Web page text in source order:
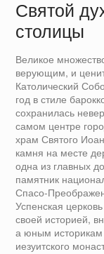
Святой
столицы
Великое
верующим, и
Католический
год в стиле
сохранилась
самом центре
храм Святого
камня на месте
одна из главных
памятник
Спасо-
Успенская
своей историей,
а юным историкам
иезуитского